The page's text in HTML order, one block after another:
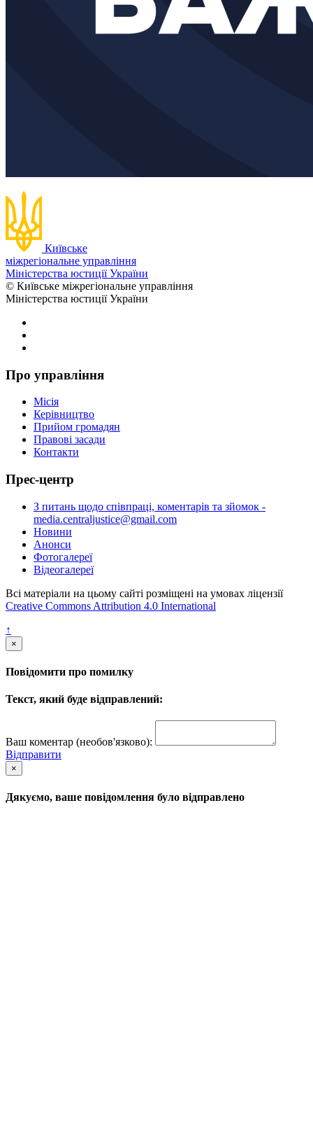
Київське
міжрегіональне управління
Міністерства юстиції України
© Київське міжрегіональне управління
Міністерства юстиції України
Про управління
Місія
Керівництво
Прийом громадян
Правові засади
Контакти
Прес-центр
З питань щодо співпраці, коментарів та зйомок -
media.centraljustice@gmail.com
Новини
Анонси
Фотогалереї
Відеогалереї
Всі матеріали на цьому сайті розміщені на умовах ліцензії
Creative Commons Attribution 4.0 International
↑
×
Повідомити про помилку
Текст, який буде відправлений:
Ваш коментар (необов'язково):
Відправити
×
Дякуємо, ваше повідомлення було відправлено